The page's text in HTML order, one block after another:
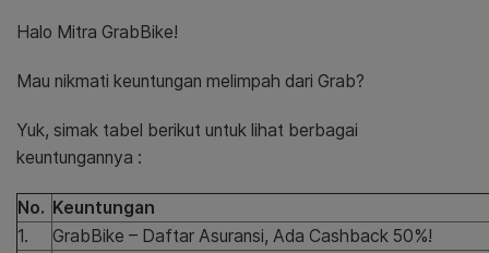
Halo Mitra GrabBike!
Mau nikmati keuntungan melimpah dari Grab?
Yuk, simak tabel berikut untuk lihat berbagai
keuntungannya :
No. Keuntungan
1.
GrabBike – Daftar Asuransi, Ada Cashback 50%!